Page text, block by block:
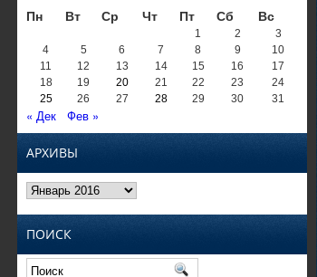
Пн
Вт Ср Чт Пт Сб Вс
1 2
3
4
5 6 7 8 9
10
11
12 13 14 15 16
17
18
19 20 21 22 23
24
25
26 27 28 29 30 31
« Дек Фев »
АРХИВЫ
Архивы
ПОИСК